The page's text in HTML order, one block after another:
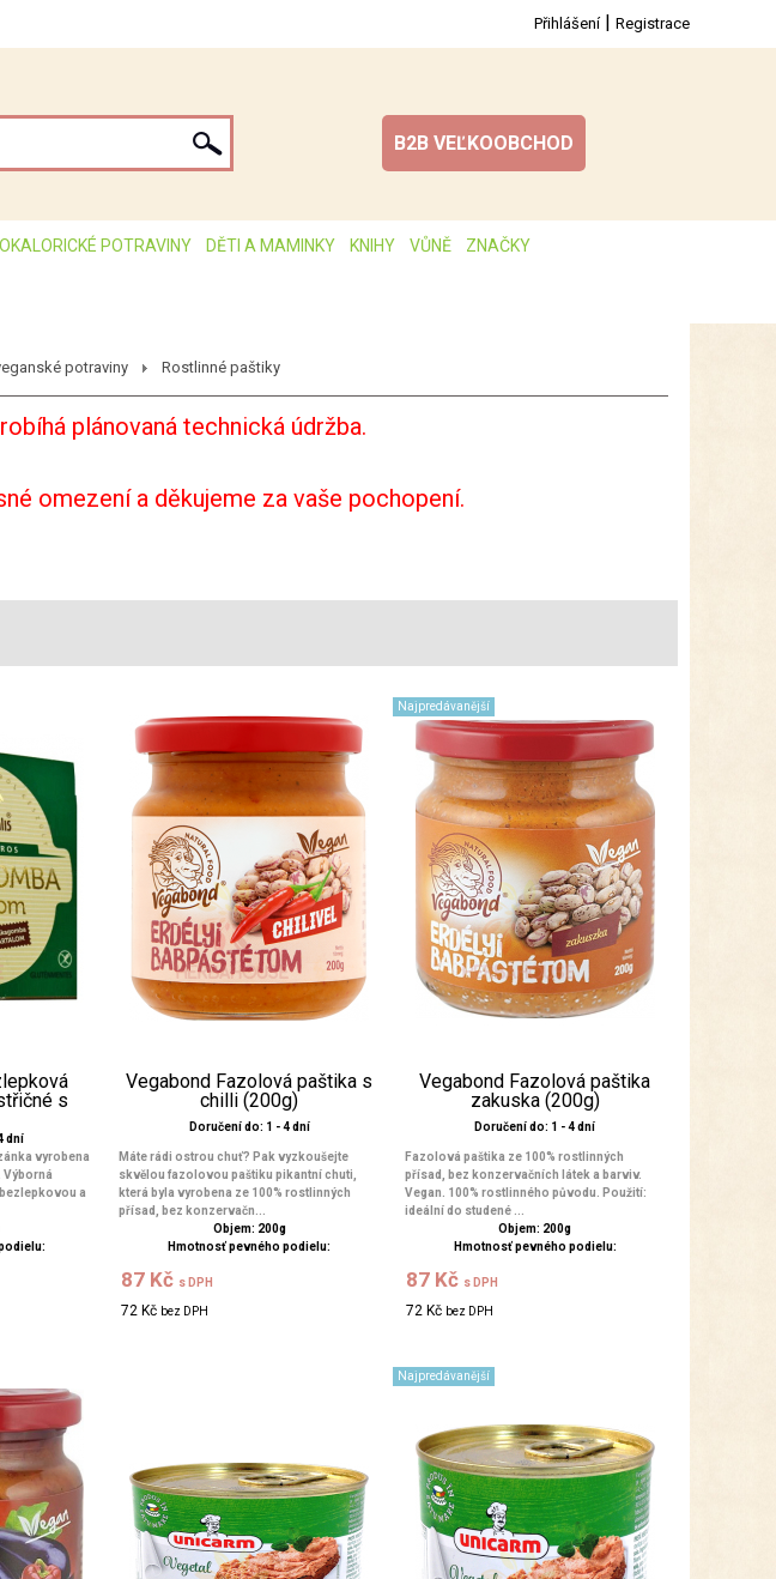
Přihlášení| Registrace
B2B VEĽKOOBCHOD
POTRAVINY DĚTI A MAMINKY KNIHY VŮNĚ ZNAČKY
potraviny Rostlinné paštiky
plánovaná technická údržba.
omezení a děkujeme za vaše pochopení.
s
dní
vyrobena
Výborná
a
Vegabond Fazolová paštika s
chilli (200g)
Doručení do: 1 - 4 dní
Máte rádi ostrou chuť? Pak vyzkoušejte
skvělou fazolovou paštiku pikantní chuti,
která byla vyrobena ze 100% rostlinných
přísad, bez konzervačn...
Objem: 200g
Hmotnosť pevného podielu:
87 Kč s DPH
72 Kč bez DPH
Najpredávanější
Vegabond Fazolová paštika
zakuska (200g)
Doručení do: 1 - 4 dní
Fazolová paštika ze 100% rostlinných
přísad, bez konzervačních látek a barviv.
Vegan. 100% rostlinného původu. Použití:
ideální do studené ...
Objem: 200g
Hmotnosť pevného podielu:
87 Kč s DPH
72 Kč bez DPH
Najpredávanější